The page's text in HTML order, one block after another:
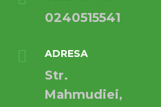
0240515541
ADRESA
Str.
Mahmudiei,